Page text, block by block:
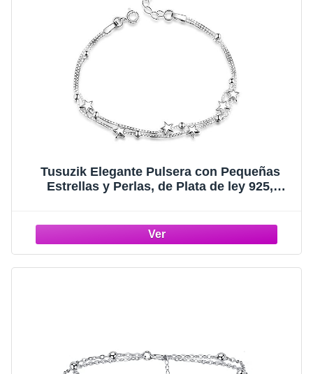
Tusuzik Elegante Pulsera con Pequeñas
Estrellas y Perlas, de Plata de ley 925,